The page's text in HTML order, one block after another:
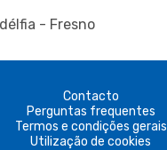
- Fresno
Contacto
Perguntas frequentes
Termos e condições gerais
Utilização de cookies